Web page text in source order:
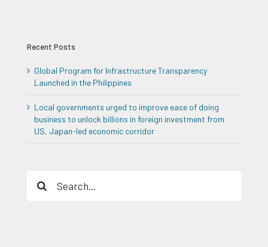
Recent Posts
Global Program for Infrastructure Transparency
Launched in the Philippines
Local governments urged to improve ease of doing
business to unlock billions in foreign investment from
US, Japan-led economic corridor